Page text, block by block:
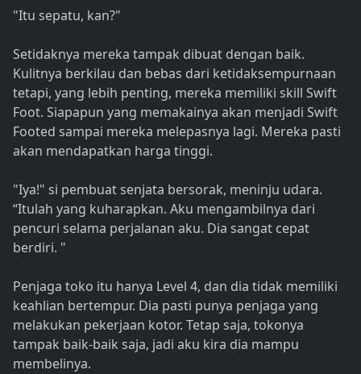
"Itu sepatu, kan?"
Setidaknya mereka tampak dibuat dengan baik.
Kulitnya berkilau dan bebas dari ketidaksempurnaan
tetapi, yang lebih penting, mereka memiliki skill Swift
Foot. Siapapun yang memakainya akan menjadi Swift
Footed sampai mereka melepasnya lagi. Mereka pasti
akan mendapatkan harga tinggi.
"Iya!" si pembuat senjata bersorak, meninju udara.
“Itulah yang kuharapkan. Aku mengambilnya dari
pencuri selama perjalanan aku. Dia sangat cepat
berdiri. "
Penjaga toko itu hanya Level 4, dan dia tidak memiliki
keahlian bertempur. Dia pasti punya penjaga yang
melakukan pekerjaan kotor. Tetap saja, tokonya
tampak baik-baik saja, jadi aku kira dia mampu
membelinya.